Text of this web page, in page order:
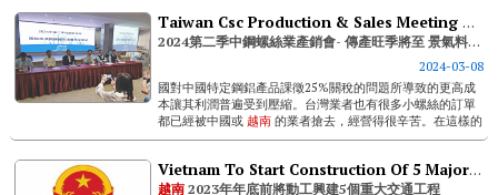
Taiwan Csc Production & Sales Meeting For Q2 2024 With The Fastener Industry- High Season Is Approaching And The Economy Is Expected To Recover Slowly
2024第二季中鋼螺絲業產銷會- 傳產旺季將至 景氣料將緩步復甦
2024-03-08
國對中國特定鋼鋁產品課徵25%關稅的問題所導致的更高成
本讓其利潤普遍受到壓縮。台灣業者也有很多小螺絲的訂單
都已經被中國或 越南的業者搶去，經營得很辛苦。在這樣的
市場條件下，希望下一季中鋼公布盤價時能考量到業者訂單
Vietnam To Start Construction Of 5 Major Transportation Projects By The End Of 2023
越南2023年年底前將動工興建5個重大交通工程